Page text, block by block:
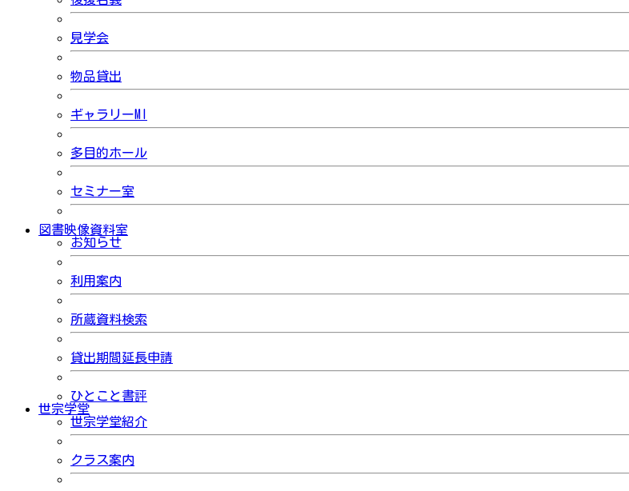
見学会
物品貸出
ギャラリーMI
多目的ホール
セミナー室
図書映像資料室
お知らせ
利用案内
所蔵資料検索
貸出期間延長申請
ひとこと書評
世宗学堂
世宗学堂紹介
クラス案内